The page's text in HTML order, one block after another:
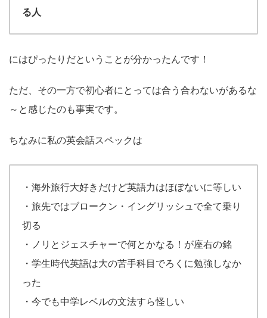
る人
にはぴったりだということが分かったんです！
ただ、その一方で初心者にとっては合う合わないがあるな
～と感じたのも事実です。
ちなみに私の英会話スペックは
・海外旅行大好きだけど英語力はほぼないに等しい
・旅先ではブロークン・イングリッシュで全て乗り
切る
・ノリとジェスチャーで何とかなる！が座右の銘
・学生時代英語は大の苦手科目でろくに勉強しなか
った
・今でも中学レベルの文法すら怪しい